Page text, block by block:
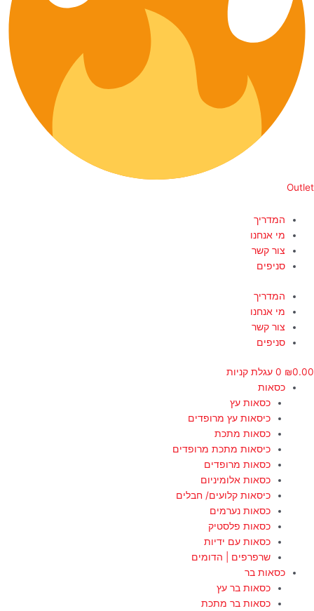
Outlet
המדריך
מי אנחנו
צור קשר
סניפים
המדריך
מי אנחנו
צור קשר
סניפים
₪0.00
0 עגלת קניות
כסאות
כסאות עץ
כיסאות עץ מרופדים
כסאות מתכת
כיסאות מתכת מרופדים
כסאות מרופדים
כסאות אלומיניום
כיסאות קלועים/ חבלים
כסאות נערמים
כסאות פלסטיק
כסאות עם ידיות
שרפרפים | הדומים
כסאות בר
כסאות בר עץ
כסאות בר מתכת